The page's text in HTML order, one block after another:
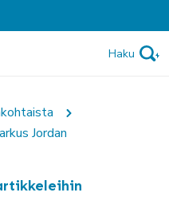
Haku
Jordan